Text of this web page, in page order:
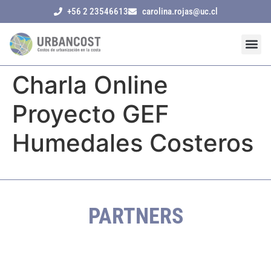
+56 2 23546613 carolina.rojas@uc.cl
Charla Online
Proyecto GEF
Humedales Costeros
PARTNERS